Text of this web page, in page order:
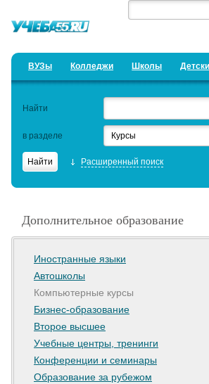
ВУЗы Колледжи Школы
Добавить уч. заведение Предложить
Актуальные статьи
Найти
в разделе
Расширенный поиск
Дополнительное образование
Иностранные языки
Автошколы
Компьютерные курсы
Бизнес-образование
Второе высшее
Учебные центры, тренинги
Конференции и семинары
Образование за рубежом